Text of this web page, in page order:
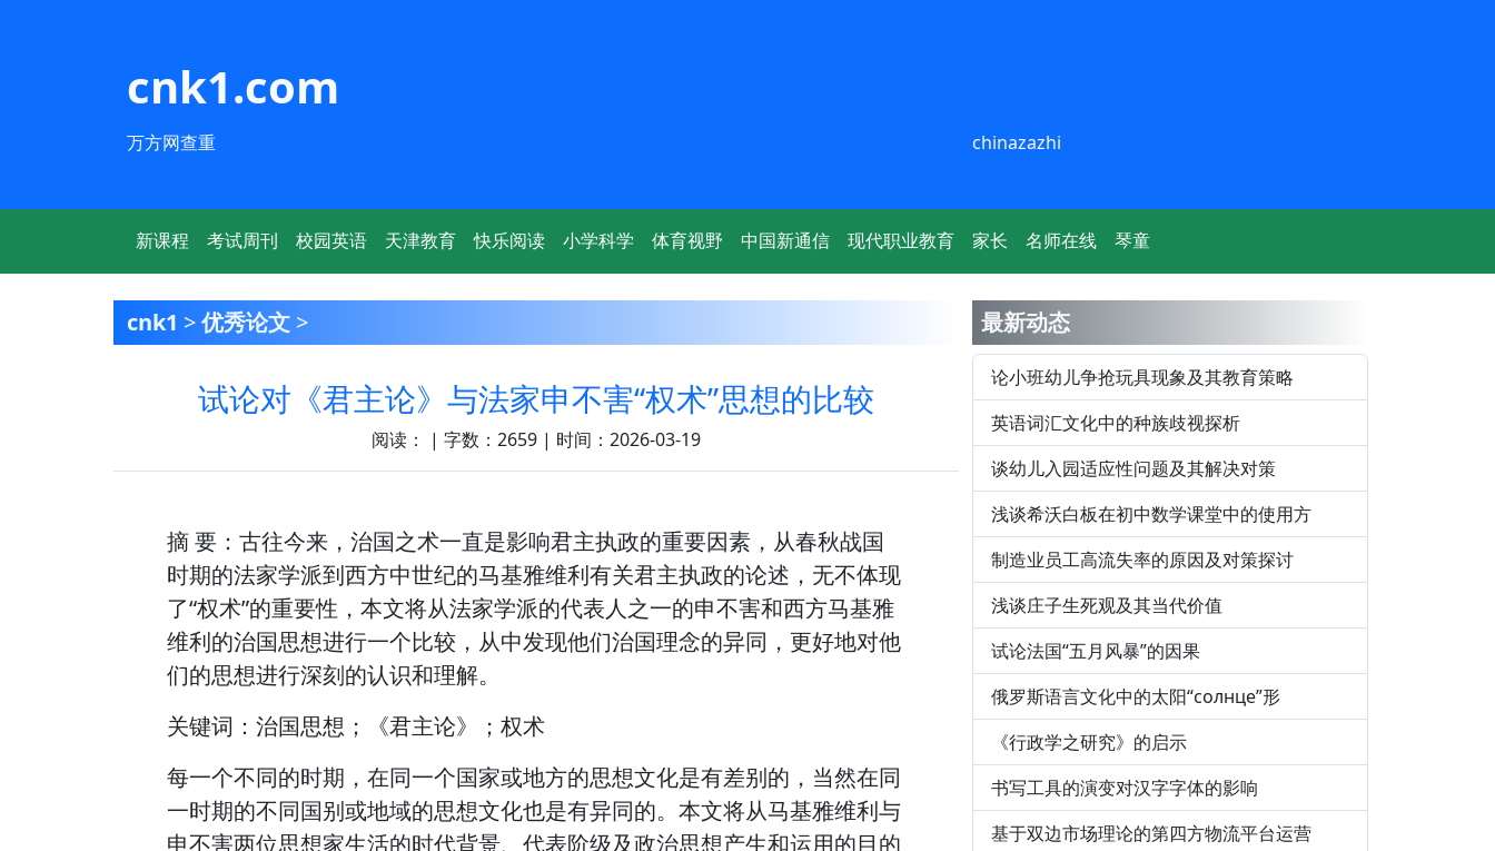
cnk1.com
万方网查重 chinazazhi
新课程 考试周刊 校园英语 天津教育 快乐阅读 小学科学 体育视野 中国新通信 现代职业教育 家长 名师在线 琴童
cnk1 >优秀论文 >
试论对《君主论》与法家申不害“权术”思想的比较
阅读： | 字数：2659 | 时间：2026-03-19
摘 要：古往今来，治国之术一直是影响君主执政的重要因素，从春秋战国
时期的法家学派到西方中世纪的马基雅维利有关君主执政的论述，无不体现
了“权术”的重要性，本文将从法家学派的代表人之一的申不害和西方马基雅
维利的治国思想进行一个比较，从中发现他们治国理念的异同，更好地对他
们的思想进行深刻的认识和理解。
关键词：治国思想；《君主论》；权术
每一个不同的时期，在同一个国家或地方的思想文化是有差别的，当然在同
一时期的不同国别或地域的思想文化也是有异同的。本文将从马基雅维利与
申不害两位思想家生活的时代背景、代表阶级及政治思想产生和运用的目的
最新动态
论小班幼儿争抢玩具现象及其教育策略
英语词汇文化中的种族歧视探析
谈幼儿入园适应性问题及其解决对策
浅谈希沃白板在初中数学课堂中的使用方
制造业员工高流失率的原因及对策探讨
浅谈庄子生死观及其当代价值
试论法国“五月风暴”的因果
俄罗斯语言文化中的太阳“солнце”形
《行政学之研究》的启示
书写工具的演变对汉字字体的影响
基于双边市场理论的第四方物流平台运营